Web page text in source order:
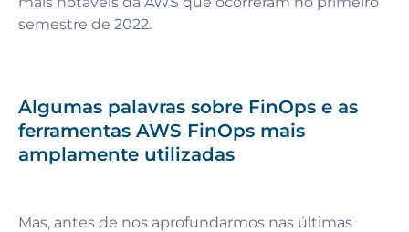
semestre de 2022.
Algumas palavras sobre FinOps e as
ferramentas AWS FinOps mais
amplamente utilizadas
Mas, antes de nos aprofundarmos nas últimas